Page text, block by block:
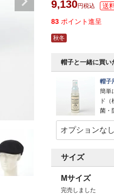
9,130 税込
83 ポイント進呈
秋冬
帽子と一緒に買い
帽子
簡単
ド
菌・
サイズ
Mサイズ
完売しました